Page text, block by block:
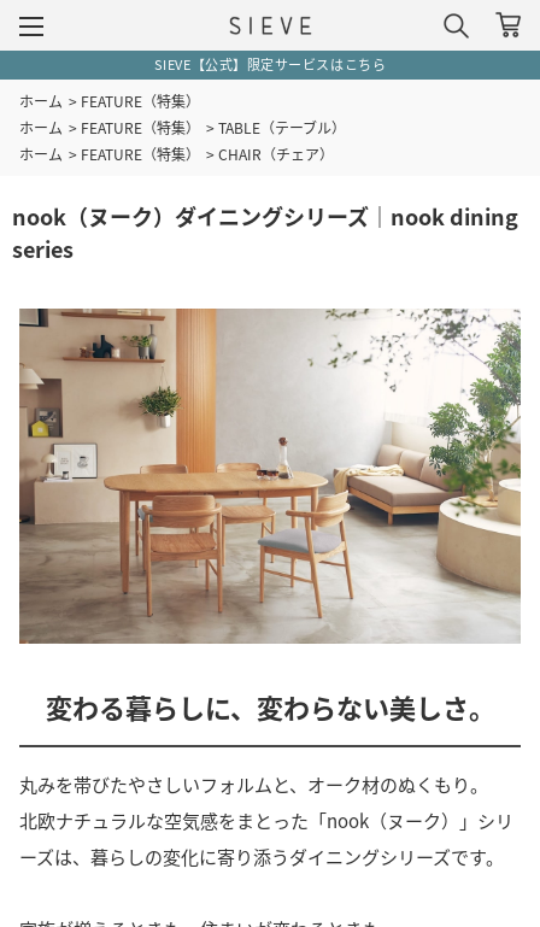
5,500円(税込)以上で送料無料（一部地域除く）
ホーム > FEATURE（特集）
ホーム > FEATURE（特集） >TABLE（テーブル）
ホーム > FEATURE（特集） >CHAIR（チェア）
nook（ヌーク）ダイニングシリーズ｜nook dining
series
変わる暮らしに、変わらない美しさ。
丸みを帯びたやさしいフォルムと、オーク材のぬくもり。
北欧ナチュラルな空気感をまとった「nook（ヌーク）」シリ
ーズは、暮らしの変化に寄り添うダイニングシリーズです。